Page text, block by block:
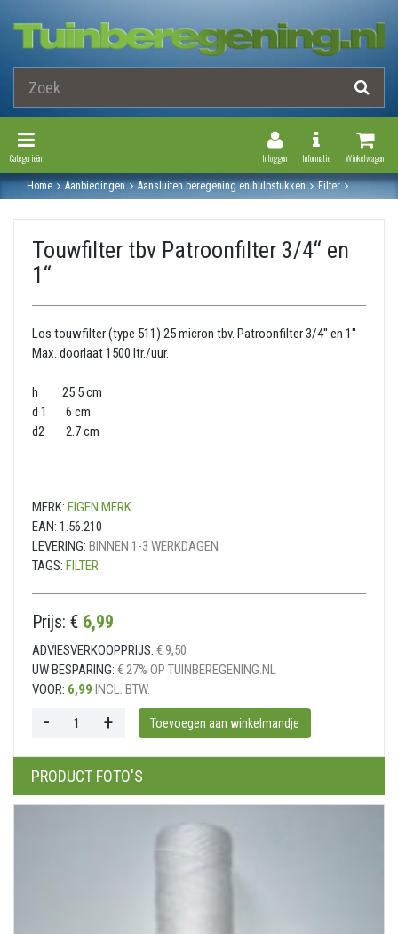
Winkelwagen
Toggle
Informatie
Inloggen
Toggle Navigation
Categorieën
Home Aanbiedingen Aansluiten beregening en hulpstukken
Filter
Touwfilter tbv Patroonfilter 3/4‘‘ en
1‘‘
Los touwfilter (type 511) 25 micron tbv. Patroonfilter 3/4'' en 1''
Max. doorlaat 1500 ltr./uur.​
h 25.5 cm
d 1 6 cm
d2 2.7 cm
MERK: EIGEN MERK
EAN: 1.56.210
LEVERING: BINNEN 1-3 WERKDAGEN
TAGS: FILTER
Prijs: € 6,99
ADVIESVERKOOPPRIJS: € 9,50
UW BESPARING: € 27% OP TUINBEREGENING.NL
VOOR: 6,99 INCL. BTW.
PRODUCT FOTO'S